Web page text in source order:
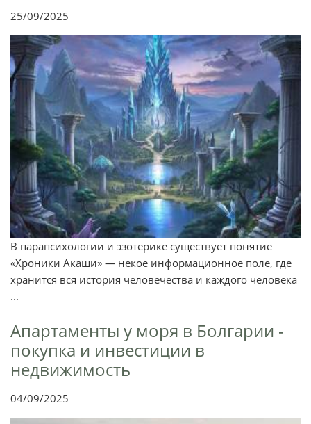
25/09/2025
В парапсихологии и эзотерике существует понятие
«Хроники Акаши» — некое информационное поле, где
хранится вся история человечества и каждого человека
...
Апартаменты у моря в Болгарии -
покупка и инвестиции в
недвижимость
04/09/2025